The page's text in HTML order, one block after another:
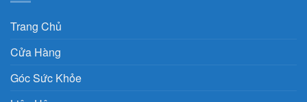
Trang Chủ
Cửa Hàng
Góc Sức Khỏe